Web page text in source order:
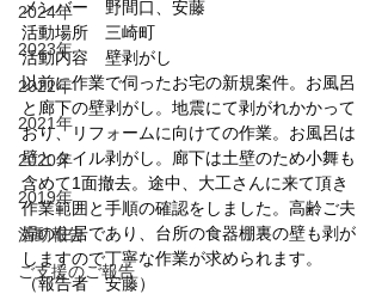
2024年
2023年
2022年
2021年
2020年
2019年
活動報告
ご支援のご報告
メンバー　野間口、安藤
活動場所　三崎町
活動内容　壁剥がし
以前に作業で伺ったお宅の新規案件。お風呂
と廊下の壁剥がし。地震にて剥がれかかって
おり、リフォームに向けての作業。お風呂は
壁とタイル剥がし。廊下は土壁のため小舞も
含めて1面撤去。途中、大工さんに来て頂き
作業範囲と手順の確認をしました。高齢ご夫
婦の住居であり、台所の食器棚裏の壁も剥が
しますので丁寧な作業が求められます。
（報告者　安藤）